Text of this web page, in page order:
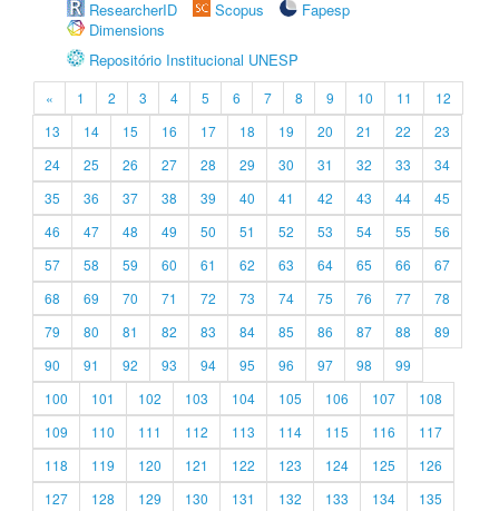
ResearcherID
Scopus
Fapesp
Dimensions
Repositório Institucional UNESP
« 1 2 3 4 5 6 7 8 9 10 11
12
13
14 15 16 17 18 19 20 21 22
23
24
25 26 27 28 29 30 31 32 33
34
35
36 37 38 39 40 41 42 43 44
45
46
47 48 49 50 51 52 53 54 55
56
57
58 59 60 61 62 63 64 65 66
67
68
69 70 71 72 73 74 75 76 77
78
79
80 81 82 83 84 85 86 87 88
89
90
91 92 93 94 95 96 97 98
99
100
101 102 103 104 105 106 107
108
109
110 111 112 113 114 115 116
117
118
119 120 121 122 123 124 125
126
127
128 129 130 131 132 133 134
135